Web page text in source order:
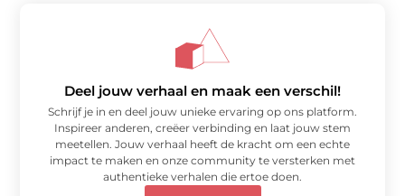
Deel jouw verhaal en maak een verschil!
Schrijf je in en deel jouw unieke ervaring op ons platform.
Inspireer anderen, creëer verbinding en laat jouw stem
meetellen. Jouw verhaal heeft de kracht om een echte
impact te maken en onze community te versterken met
authentieke verhalen die ertoe doen.